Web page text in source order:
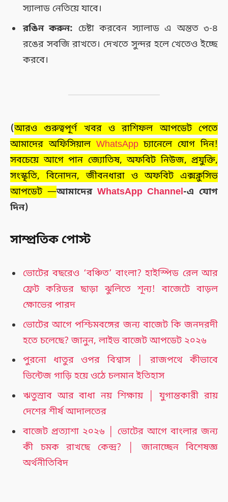
স্যালাড নেতিয়ে যাবে।
রঙিন করুন: চেষ্টা করবেন স্যালাড এ অন্তত ৩-৪
রঙের সবজি রাখতে। দেখতে সুন্দর হলে খেতেও ইচ্ছে
করবে।
(আরও গুরুত্বপূর্ণ খবর ও রাশিফল আপডেট পেতে
আমাদের অফিসিয়াল WhatsAppচ্যানেলে যোগ দিন!
সবচেয়ে আগে পান জ্যোতিষ, অফবিট নিউজ, প্রযুক্তি,
সংস্কৃতি, বিনোদন, জীবনধারা ও অফবিট এক্সক্লুসিভ
আপডেট —আমাদের WhatsApp Channel-এ যোগ
দিন)
সাম্প্রতিক পোস্ট
ভোটের বছরেও ‘বঞ্চিত’ বাংলা? হাইস্পিড রেল আর
ফ্রেট করিডর ছাড়া ঝুলিতে শূন্য! বাজেটে বাড়ল
ক্ষোভের পারদ
ভোটের আগে পশ্চিমবঙ্গের জন্য বাজেট কি জনদরদী
হতে চলেছে? জানুন, লাইভ বাজেট আপডেট ২০২৬
পুরনো ধাতুর ওপর বিশ্বাস │ রাজপথে কীভাবে
ভিন্টেজ গাড়ি হয়ে ওঠে চলমান ইতিহাস
ঋতুস্রাব আর বাধা নয় শিক্ষায় │ যুগান্তকারী রায়
দেশের শীর্ষ আদালতের
বাজেট প্রত্যাশা ২০২৬ │ ভোটের আগে বাংলার জন্য
কী চমক রাখছে কেন্দ্র? │ জানাচ্ছেন বিশেষজ্ঞ
অর্থনীতিবিদ